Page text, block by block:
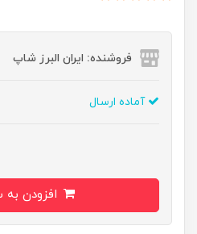
فروشنده: ایران البرز شاپ
آماده ارسال